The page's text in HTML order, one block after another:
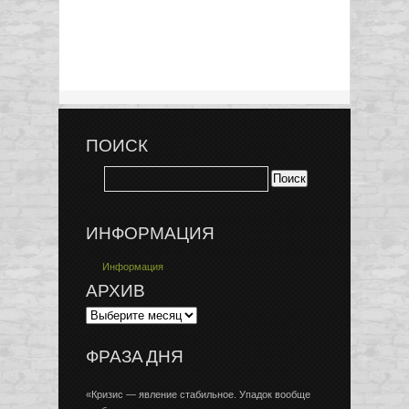
ПОИСК
ИНФОРМАЦИЯ
Информация
АРХИВ
ФРАЗА ДНЯ
«Кризис — явление стабильное. Упадок вообще